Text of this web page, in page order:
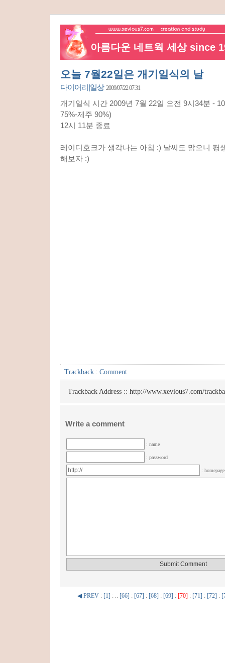
아름다운 네트웍 세상 since
오늘 7월22일은 개기일식의 날
다이어리|일상 2009/07/22 07:31
개기일식 시간 2009년 7월 22일 오전 9시34분 -
75%-제주 90%)
12시 11분 종료
레이디호크가 생각나는 아침 :) 날씨도 맑으니 평
해보자 :)
Trackback : Comment
Trackback Address :: http://www.xevious7.com/
Write a comment
: name
: password
:
◀ PREV : [1] : .. [66] : [67] : [68] : [69] : [70] : [71] : [72] :